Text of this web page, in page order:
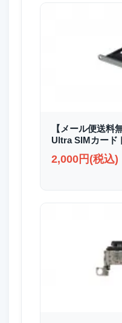
【メール便送料
Ultra SIMカード
2,000円(税込)